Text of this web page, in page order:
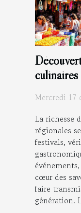
Mercredi 17
La richesse
régionales
festivals,
cœur des
faire
génération.